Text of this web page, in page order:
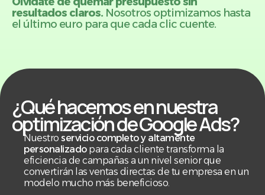
resultados claros. Nosotros optimizamos hasta
el último euro para que cada clic cuente.
¿Qué hacemos en nuestra
optimización de Google Ads?
Nuestro servicio completo y altamente
personalizadopara cada cliente transforma la
eficiencia de campañas a un nivel senior que
convertirán las ventas directas de tu empresa en un
modelo mucho más beneficioso.